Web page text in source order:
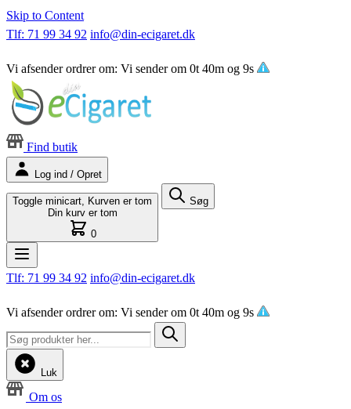
Skip to Content
Tlf: 71 99 34 92 info@din-ecigaret.dk
Vi afsender ordrer om: Vi sender om 0t 40m og 8s
Find butik
Log ind / Opret
Toggle minicart, Kurven er tom
Din kurv er tom
0
Søg
Tlf: 71 99 34 92 info@din-ecigaret.dk
Vi afsender ordrer om: Vi sender om 0t 40m og 8s
Luk
Om os